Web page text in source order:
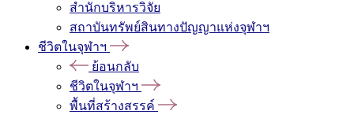
สำนักบริหารวิจัย
สถาบันทรัพย์สินทางปัญญาแห่งจุฬาฯ
ชีวิตในจุฬาฯ
ย้อนกลับ
ชีวิตในจุฬาฯ
พื้นที่สร้างสรรค์